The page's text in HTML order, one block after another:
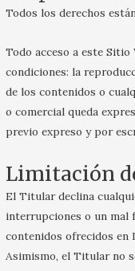
Todos los derechos
Todo acceso a este
condiciones: la
de los contenidos o
o comercial queda
previo expreso y por
Limitación
El Titular declina
interrupciones o un mal
contenidos ofrecidos en
Asimismo, el Titular no